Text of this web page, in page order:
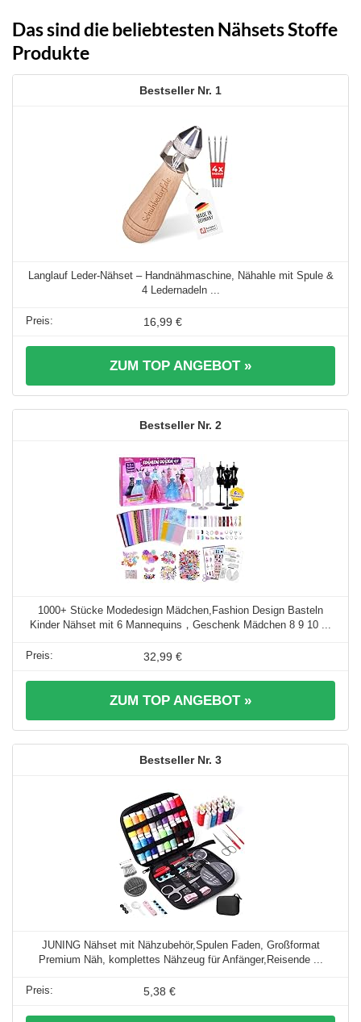
Das sind die beliebtesten Nähsets Stoffe
Produkte
1
Langlauf Leder-Nähset – Handnähmaschine, Nähahle mit Spule &
4 Ledernadeln ...
16,99 €
ZUM TOP ANGEBOT »
2
1000+ Stücke Modedesign Mädchen,Fashion Design Basteln
Kinder Nähset mit 6 Mannequins，Geschenk Mädchen 8 9 10 ...
32,99 €
ZUM TOP ANGEBOT »
3
JUNING Nähset mit Nähzubehör,Spulen Faden, Großformat
Premium Näh, komplettes Nähzeug für Anfänger,Reisende ...
5,38 €